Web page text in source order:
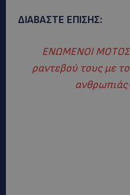
ΔΙΑΒΑΣΤΕ ΕΠΙΣΗΣ:
ΕΝΩΜΕΝΟΙ
ραντεβού τους με